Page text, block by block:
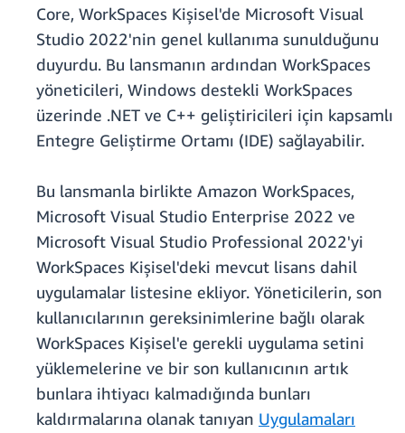
Core, WorkSpaces Kişisel'de Microsoft Visual
Studio 2022'nin genel kullanıma sunulduğunu
duyurdu. Bu lansmanın ardından WorkSpaces
yöneticileri, Windows destekli WorkSpaces
üzerinde .NET ve C++ geliştiricileri için kapsamlı
Entegre Geliştirme Ortamı (IDE) sağlayabilir.
Bu lansmanla birlikte Amazon WorkSpaces,
Microsoft Visual Studio Enterprise 2022 ve
Microsoft Visual Studio Professional 2022'yi
WorkSpaces Kişisel'deki mevcut lisans dahil
uygulamalar listesine ekliyor. Yöneticilerin, son
kullanıcılarının gereksinimlerine bağlı olarak
WorkSpaces Kişisel'e gerekli uygulama setini
yüklemelerine ve bir son kullanıcının artık
bunlara ihtiyacı kalmadığında bunları
kaldırmalarına olanak tanıyan Uygulamaları